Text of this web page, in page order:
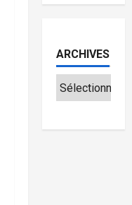
ARCHIVES